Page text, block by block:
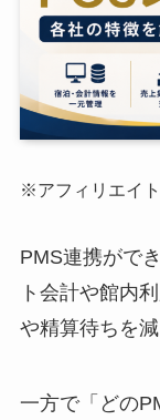
※アフィリエイ
PMS連携がで
ト会計や館内
や精算待ちを
一方で「どの